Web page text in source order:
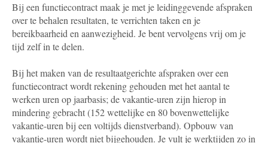
Bij een functiecontract maak je met je leidinggevende afspraken
over te behalen resultaten, te verrichten taken en je
bereikbaarheid en aanwezigheid. Je bent vervolgens vrij om je
tijd zelf in te delen.
Bij het maken van de resultaatgerichte afspraken over een
functiecontract wordt rekening gehouden met het aantal te
werken uren op jaarbasis; de vakantie-uren zijn hierop in
mindering gebracht (152 wettelijke en 80 bovenwettelijke
vakantie-uren bij een voltijds dienstverband). Opbouw van
vakantie-uren wordt niet bijgehouden. Je vult je werktijden zo in